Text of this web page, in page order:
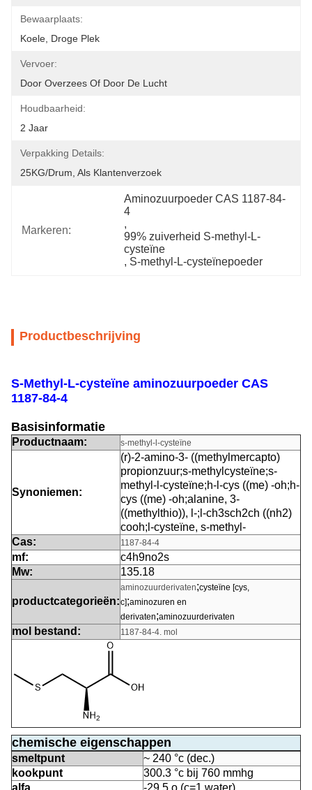
Bewaarplaats:
Koele, Droge Plek
Vervoer:
Door Overzees Of Door De Lucht
Houdbaarheid:
2 Jaar
Verpakking Details:
25KG/Drum, Als Klantenverzoek
Markeren:
Aminozuurpoeder CAS 1187-84-
4
,
99% zuiverheid S-methyl-L-
cysteïne
, S-methyl-L-cysteïnepoeder
Productbeschrijving
S-Methyl-L-cysteïne aminozuurpoeder CAS
1187-84-4
Basisinformatie
Productnaam: s-methyl-l-cysteïne
Synoniemen:
(r)-2-amino-3- ((methylmercapto)
propionzuur;s-methylcysteïne;s-
methyl-l-cysteïne;h-l-cys ((me) -oh;h-
cys ((me) -oh;alanine, 3-
((methylthio)), l-;l-ch3sch2ch ((nh2)
cooh;l-cysteïne, s-methyl-
Cas:
1187-84-4
mf:
c4h9no2s
Mw:
135.18
productcategorieën:
aminozuurderivaten;cysteïne [cys,
c];aminozuren en
derivaten;aminozuurderivaten
mol bestand: 1187-84-4. mol
chemische eigenschappen
smeltpunt
~ 240 °c (dec.)
kookpunt
300.3 °c bij 760 mmhg
alfa
-29,5 o (c=1,water)